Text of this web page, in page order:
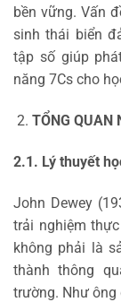
bền vững. Vấn
sinh thái biển
tập số giúp
năng 7Cs cho
TỔNG QUAN
2.1. Lý thuyết
John Dewey
trải nghiệm
không phải là
thành thông
trường. Như